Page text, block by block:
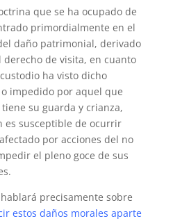
que se ha ocupado de
primordialmente en el
daño patrimonial, derivado
de visita, en cuanto
ha visto dicho
impedido por aquel que
su guarda y crianza,
es susceptible de ocurrir
por acciones del no
el pleno goce de sus
precisamente sobre
estos daños morales aparte